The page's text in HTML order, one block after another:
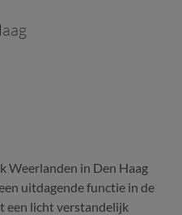
Weerlanden in Den Haag
uitdagende functie in de
een licht verstandelijk